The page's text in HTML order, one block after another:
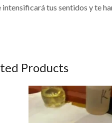
tus sentidos y te
Products